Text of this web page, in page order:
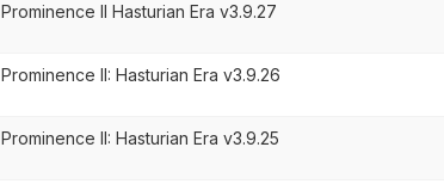
Prominence II Hasturian Era v3.9.27
Prominence II: Hasturian Era v3.9.26
Prominence II: Hasturian Era v3.9.25